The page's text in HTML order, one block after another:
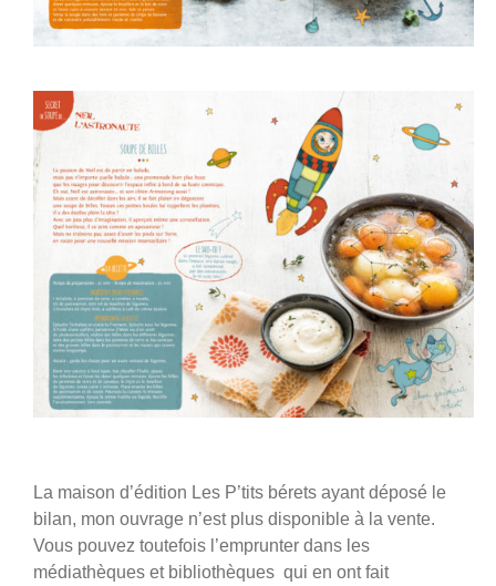
La maison d’édition Les P’tits bérets ayant déposé le
bilan, mon ouvrage n’est plus disponible à la vente.
Vous pouvez toutefois l’emprunter dans les
médiathèques et bibliothèques qui en ont fait